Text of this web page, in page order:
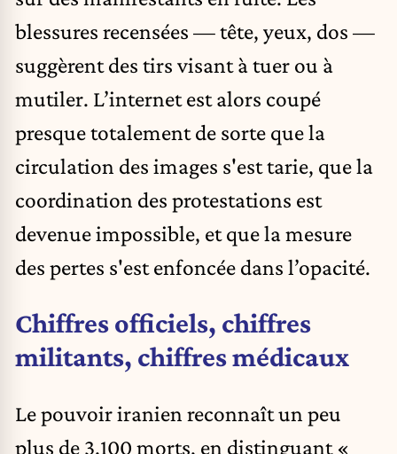
blessures recensées — tête, yeux, dos —
suggèrent des tirs visant à tuer ou à
mutiler. L’internet est alors coupé
presque totalement de sorte que la
circulation des images s'est tarie, que la
coordination des protestations est
devenue impossible, et que la mesure
des pertes s'est enfoncée dans l’opacité.
Chiffres officiels, chiffres
militants, chiffres médicaux
Le pouvoir iranien reconnaît un peu
plus de 3.100 morts, en distinguant «